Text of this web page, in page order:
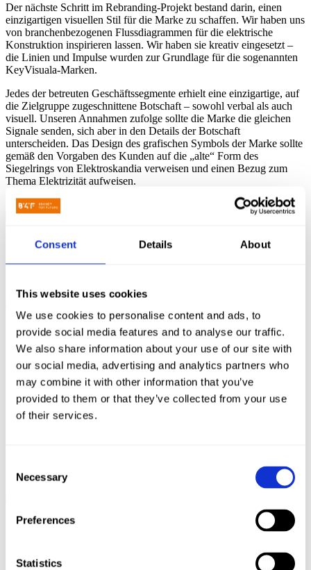
Consent Details About
This website uses cookies
We use cookies to personalise content and ads, to
provide social media features and to analyse our traffic.
We also share information about your use of our site with
our social media, advertising and analytics partners who
may combine it with other information that you’ve
provided to them or that they’ve collected from your use
of their services.
Selection
Necessary
Preferences
Statistics
Der nächste Schritt im Rebranding-Projekt bestand darin, einen
einzigartigen visuellen Stil für die Marke zu schaffen. Wir haben uns
von branchenbezogenen Flussdiagrammen für die elektrische
Konstruktion inspirieren lassen. Wir haben sie kreativ eingesetzt –
die Linien und Impulse wurden zur Grundlage für die sogenannten
KeyVisuala-Marken.
Jedes der betreuten Geschäftssegmente erhielt eine einzigartige, auf
die Zielgruppe zugeschnittene Botschaft – sowohl verbal als auch
visuell. Unseren Annahmen zufolge sollte die Marke die gleichen
Signale senden, sich aber in den Details der Botschaft
unterscheiden. Das Design des grafischen Symbols der Marke sollte
gemäß den Vorgaben des Kunden auf die „alte“ Form des
Siegelrings von Elektroskandia verweisen und einen Bezug zum
Thema Elektrizität aufweisen.
Das Markenbuch
organisiert das Nachdenken
über den Logotyp
Wir haben ein Markenbuch erstellt, in dem die Regeln für die
Verwendung des Logos, der Farben und der Typografie detailliert